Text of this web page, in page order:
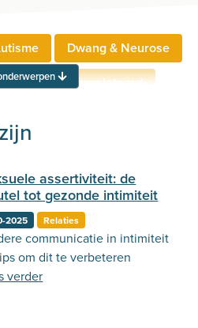
Dwang & Neurose
Werkgerelateerd
Zingeving
Hechting
Stemming
assertiviteit: de
tot gezonde intimiteit
2025 Relaties
communicatie in intimiteit
om dit te verbeteren
verder